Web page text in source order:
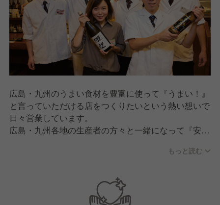
広島・九州のうまい食材を豊富に使って『うまい！』
と言っていただける店をつくりたいという熱い想いで
日々営業しています。
広島・九州各地の生産者の方々と一緒になって『安心
にねざした『食文化』を地域のお客様並びに従業員1
通じて地域社会に貢献する』事に繋がる、そう信じて
日々頑張っております。又、お客様の『よろこび』が
もっと読む